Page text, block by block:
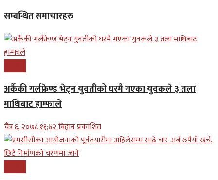
सम्बन्धित समाचारहरु
अर्कैकी गर्लफ्रेण्ड भेट्न युवतीको घरमै गएका युवकले ३ तला
माथिबाट हाम्फाले
चैत्र ६, २०७८ ११;४२ बिहान प्रकाशित